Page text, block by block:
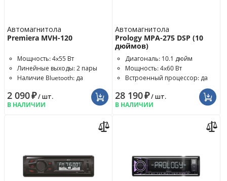
Автомагнитола
Premiera MVH-120
Мощность: 4x55 Вт
Линейные выходы: 2 пары
Наличие Bluetooth: да
2 090₽/ шт.
В НАЛИЧИИ
Автомагнитола
Prology MPA-275 DSP (10
дюймов)
Диагональ: 10.1 дюйм
Мощность: 4x60 Вт
Встроенный процессор: да
28 190₽/ шт.
В НАЛИЧИИ